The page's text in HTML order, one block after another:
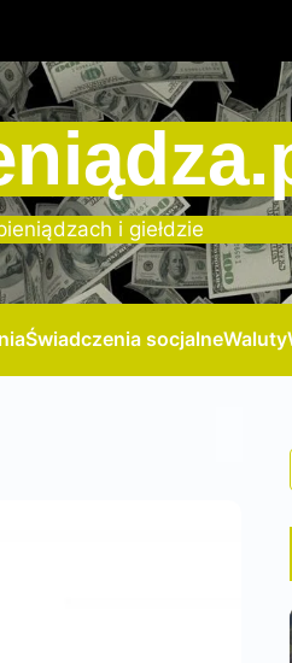
i giełdzie
Świadczenia socjalneWaluty